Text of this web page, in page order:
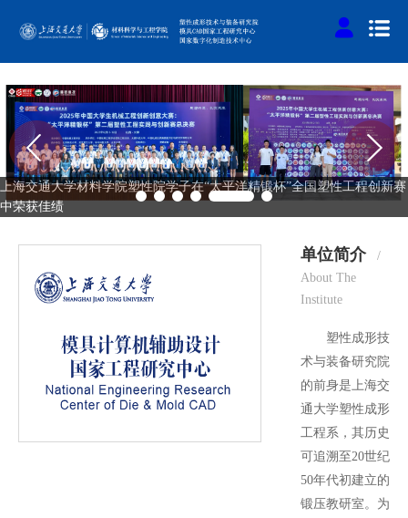
上海交通大学材料学院塑性院学子在“太平洋精锻杯”全国塑性工程创新赛
中荣获佳绩
单位简介
/
About The
Institute
塑性成形技
术与装备研究院
的前身是上海交
通大学塑性成形
工程系，其历史
可追溯至20世纪
50年代初建立的
锻压教研室。为